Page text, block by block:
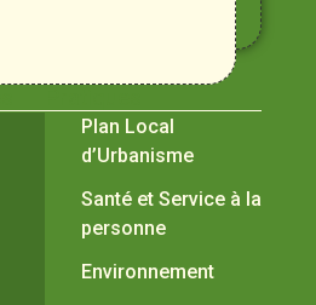
Plan Local
d’Urbanisme
Santé et Service à la
personne
Environnement